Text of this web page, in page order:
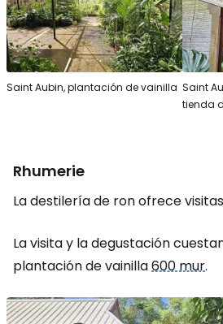
Saint Aubin, plantación de vainilla Saint
tienda
Rhumerie
La destilería de ron ofrece
La visita y la degustación
plantación de vainilla600 mur.